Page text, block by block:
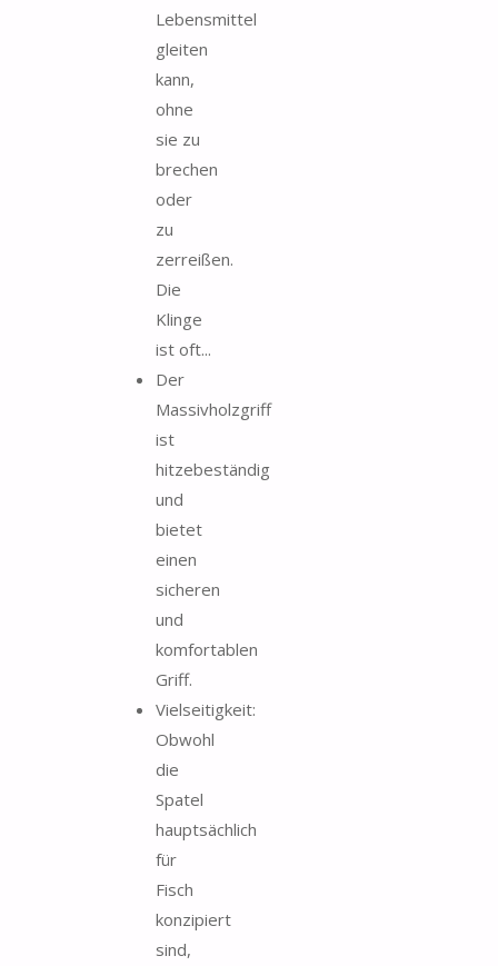
Lebensmittel
gleiten
kann,
ohne
sie zu
brechen
oder
zu
zerreißen.
Die
Klinge
ist oft...
Der
Massivholzgriff
ist
hitzebeständig
und
bietet
einen
sicheren
und
komfortablen
Griff.
Vielseitigkeit:
Obwohl
die
Spatel
hauptsächlich
für
Fisch
konzipiert
sind,